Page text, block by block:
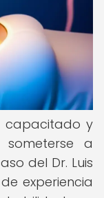
capacitado y
a
del Dr. Luis
experiencia